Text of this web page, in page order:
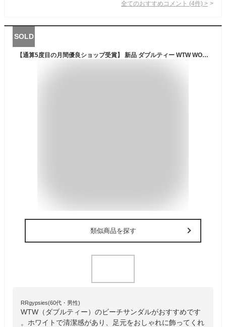
全てのおすすめコメント (4件) >
SOLD
【通算5度目の月間優良ショップ受賞】 新品 ダブルティー WTW WOMENS LOGO BEACH SANDAL ビーチ サンダル WHITE ホワイト 白 レディース
類似商品を探す
RRgypsies(60代・男性)
WTW（ダブルティー）のビーチサンダルがおすすめです
。ホワイトで清潔感があり、足元をおしゃれに飾ってくれ